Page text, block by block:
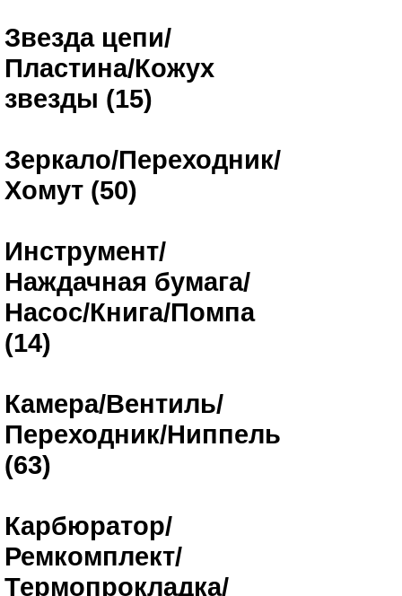
Звезда цепи/
Пластина/Кожух
звезды (15)
Зеркало/Переходник/
Хомут (50)
Инструмент/
Наждачная бумага/
Насос/Книга/Помпа
(14)
Камера/Вентиль/
Переходник/Ниппель
(63)
Карбюратор/
Ремкомплект/
Термопрокладка/